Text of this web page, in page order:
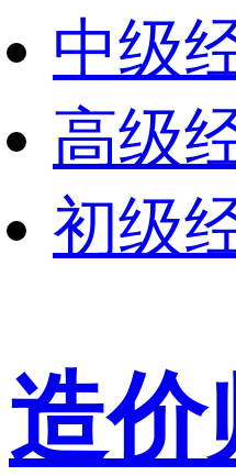
中级
高级
初级
造价